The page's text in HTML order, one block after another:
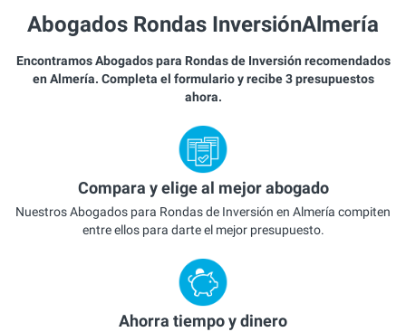
Abogados Rondas InversiónAlmería
Encontramos Abogados para Rondas de Inversión recomendados
en Almería. Completa el formulario y recibe 3 presupuestos
ahora.
Compara y elige al mejor abogado
Nuestros Abogados para Rondas de Inversión en Almería compiten
entre ellos para darte el mejor presupuesto.
Ahorra tiempo y dinero